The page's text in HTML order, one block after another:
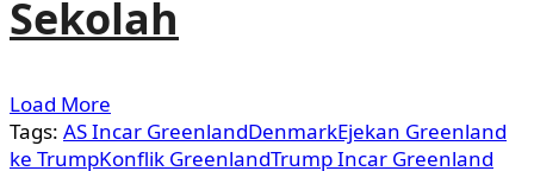
Sekolah
Load More
Tags: AS Incar GreenlandDenmarkEjekan Greenland
ke TrumpKonflik GreenlandTrump Incar Greenland